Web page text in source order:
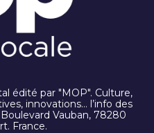
édité par "MOP". Culture,
innovations… l’info des
Vauban, 78280
France.